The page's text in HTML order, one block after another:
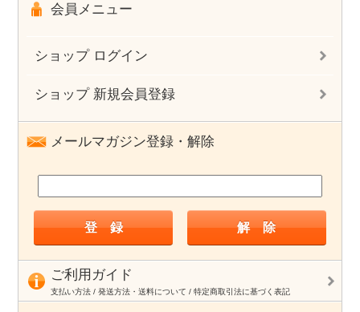
会員メニュー
ショップ ログイン
ショップ 新規会員登録
メールマガジン登録・解除
ご利用ガイド
支払い方法 / 発送方法・送料について / 特定商取引法に基づく表記